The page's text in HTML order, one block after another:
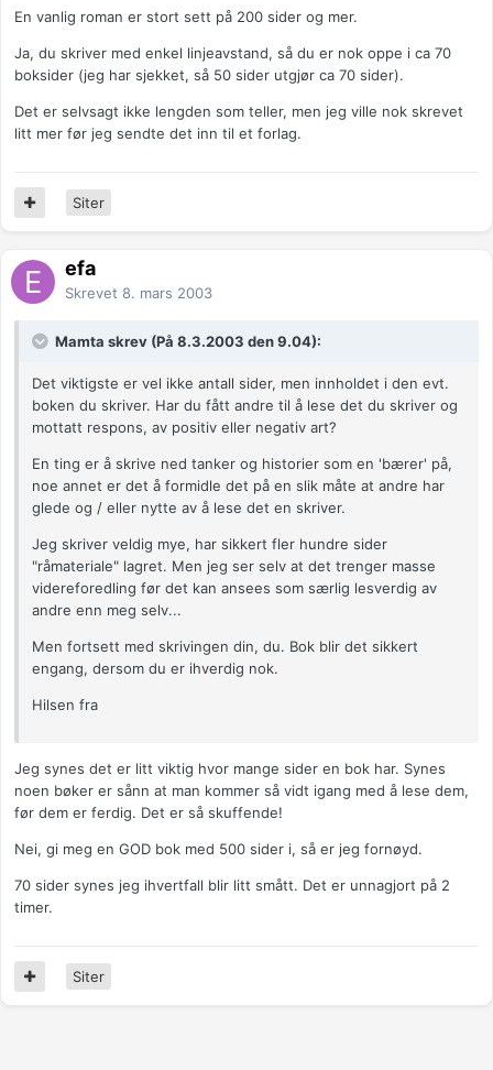
En vanlig roman er stort sett på 200 sider og mer.
Ja, du skriver med enkel linjeavstand, så du er nok oppe i ca 70
boksider (jeg har sjekket, så 50 sider utgjør ca 70 sider).
Det er selvsagt ikke lengden som teller, men jeg ville nok skrevet
litt mer før jeg sendte det inn til et forlag.
Siter
efa
Skrevet 8. mars 2003
Mamta skrev (På 8.3.2003 den 9.04):
Det viktigste er vel ikke antall sider, men innholdet i den evt.
boken du skriver. Har du fått andre til å lese det du skriver og
mottatt respons, av positiv eller negativ art?
En ting er å skrive ned tanker og historier som en 'bærer' på,
noe annet er det å formidle det på en slik måte at andre har
glede og / eller nytte av å lese det en skriver.
Jeg skriver veldig mye, har sikkert fler hundre sider
"råmateriale" lagret. Men jeg ser selv at det trenger masse
videreforedling før det kan ansees som særlig lesverdig av
andre enn meg selv...
Men fortsett med skrivingen din, du. Bok blir det sikkert
engang, dersom du er ihverdig nok.
Hilsen fra
Jeg synes det er litt viktig hvor mange sider en bok har. Synes
noen bøker er sånn at man kommer så vidt igang med å lese dem,
før dem er ferdig. Det er så skuffende!
Nei, gi meg en GOD bok med 500 sider i, så er jeg fornøyd.
70 sider synes jeg ihvertfall blir litt smått. Det er unnagjort på 2
timer.
Siter